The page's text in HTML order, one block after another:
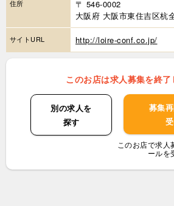
住所
〒 546-0002
大阪府 大阪市東住吉区杭
サイトURL http://loire-conf.co.jp/
このお店は求人募集を終了
別の求人を
探す
募集
このお店で求人
ールを